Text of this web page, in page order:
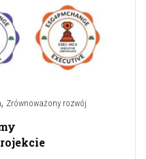
, Zrównoważony rozwój